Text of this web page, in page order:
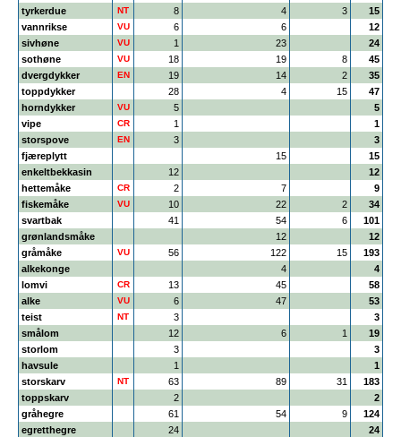
tyrkerdue
NT 8 4 3
15
vannrikse
VU 6 6
12
sivhøne
VU 1 23
24
sothøne
VU 18 19 8
45
dvergdykker
EN 19 14 2
35
toppdykker
28 4 15
47
horndykker
VU 5
5
vipe
CR 1
1
storspove
EN 3
3
fjæreplytt
15
15
enkeltbekkasin
12
12
hettemåke
CR 2 7
9
fiskemåke
VU 10 22 2
34
svartbak
41 54 6
101
grønlandsmåke
12
12
gråmåke
VU 56 122 15
193
alkekonge
4
4
lomvi
CR 13 45
58
alke
VU 6 47
53
teist
NT 3
3
smålom
12 6 1
19
storlom
3
3
havsule
1
1
storskarv
NT 63 89 31
183
toppskarv
2
2
gråhegre
61 54 9
124
egretthegre
24
24